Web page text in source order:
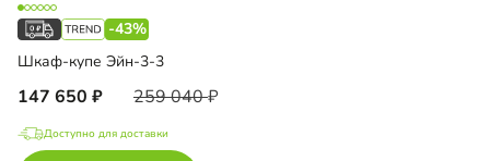
-43%
Шкаф-купе Эйн-3-3
147 650 259 040
Доступно для доставки